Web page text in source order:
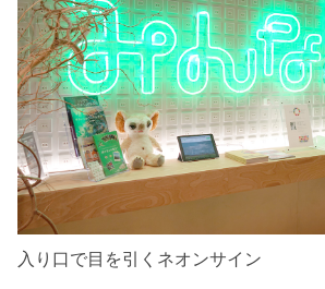
入り口で目を引くネオンサイン